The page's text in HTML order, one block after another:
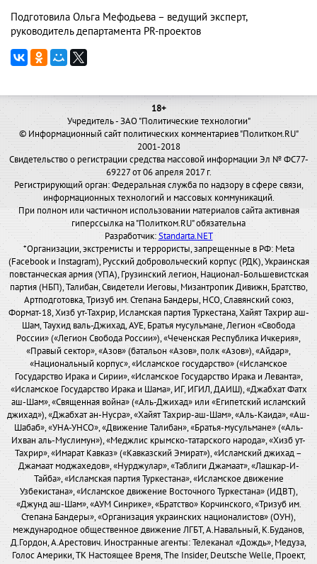
Подготовила Ольга Мефодьева – ведущий эксперт,
руководитель департамента PR-проектов
18+
Учредитель - ЗАО "Политические технологии"
© Информационный сайт политических комментариев "Политком.RU"
2001-2018
Свидетельство о регистрации средства массовой информации Эл № ФС77-
69227 от 06 апреля 2017 г.
Регистрирующий орган: Федеральная служба по надзору в сфере связи,
информационных технологий и массовых коммуникаций.
При полном или частичном использовании материалов сайта активная
гиперссылка на "Политком.RU" обязательна
Разработчик:Standarta.NET
*Организации, экстремисты и террористы, запрещенные в РФ: Meta
(Facebook и Instagram), Русский добровольческий корпус (РДК), Украинская
повстанческая армия (УПА), Грузинский легион, Национал-Большевистская
партия (НБП), Талибан, Свидетели Иеговы, Мизантропик Дивижн, Братство,
Артподготовка, Тризуб им. Степана Бандеры, НСО, Славянский союз,
Формат-18, Хизб ут-Тахрир, Исламская партия Туркестана, Хайят Тахрир аш-
Шам, Таухид валь-Джихад, АУЕ, Братья мусульмане, Легион «Свобода
России» («Легион Свобода России»), «Чеченская Республика Ичкерия»,
«Правый сектор», «Азов» (батальон «Азов», полк «Азов»), «Айдар»,
«Национальный корпус», «Исламское государство» («Исламское
Государство Ирака и Сирии», «Исламское Государство Ирака и Леванта»,
«Исламское Государство Ирака и Шама», ИГ, ИГИЛ, ДАИШ), «Джабхат Фатх
аш-Шам», «Священная война» («Аль-Джихад» или «Египетский исламский
джихад»), «Джабхат ан-Нусра», «Хайят Тахрир-аш-Шам», «Аль-Каида», «Аш-
Шабаб», «УНА-УНСО», «Движение Талибан», «Братья-мусульмане» («Аль-
Ихван аль-Муслимун»), «Меджлис крымско-татарского народа», «Хизб ут-
Тахрир», «Имарат Кавказ» («Кавказский Эмират»), «Исламский джихад –
Джамаат моджахедов», «Нурджулар», «Таблиги Джамаат», «Лашкар-И-
Тайба», «Исламская партия Туркестана», «Исламское движение
Узбекистана», «Исламское движение Восточного Туркестана» (ИДВТ),
«Джунд аш-Шам», «АУМ Синрике», «Братство» Корчинского, «Тризуб им.
Степана Бандеры», «Организация украинских националистов» (ОУН),
международное общественное движение ЛГБТ, А.Навальный, К.Буданов,
Д.Гордон, А.Арестович. Иностранные агенты: Телеканал «Дождь», Медуза,
Голос Америки, ТК Настоящее Время, The Insider, Deutsche Welle, Проект,